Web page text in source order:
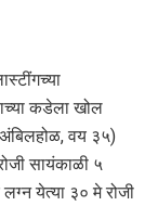
कडेला खोल
वय ३५)
सायंकाळी ५
येत्या ३० मे रोजी